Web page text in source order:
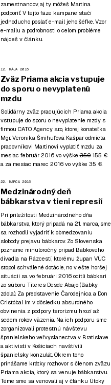
zamestnancov, aj ty môžeš Martina
podporiť. V tejto fáze kampane stačí
jednoducho poslať e-mail jeho šéfke. Vzor
e-mailu a podrobnosti o celom probléme
nájdeš v článku.
12. MÁJA 2016
Zväz Priama akcia vstupuje
do sporu o nevyplatenú
mzdu
Solidárny zväz pracujúcich Priama akcia
vstupuje do sporu o nevyplatenie mzdy s
firmou CATO Agency s.r.o, ktorej konateľka
Mgr. Veronika Šmihuľová Kašpar odmieta
pracovníkovi Martinovi vyplatiť mzdu za
mesiac február 2016 vo výške350155 €
a za mesiac marec 2016 vo výške 35 €.
22. MARCA 2016
Medzinárodný deň
bábkarstva v tieni represií
Pri príležitosti Medzinárodného dňa
bábkarstva, ktorý pripadá na 21. marca, sme
sa rozhodli vyjadriť k obmedzovaniu
slobody prejavu bábkarov. Zo Slovenska
poznáme minuloročný prípad Bábkového
divadla na Rázcestí, ktorému župan VÚC
stopol schválené dotácie, no v ešte horšej
situácii sa vo februári 2016 ocitli bábkari
zo súboru Títeres Desde Abajo (Bábky
zdola). Za predstavenie Čarodejnica a Don
Cristóbal im v dôsledku absurdného
obvinenia z podpory terorizmu hrozí až
sedem rokov väzenia. Na ich podporu sme
zorganizovali protestnú návštevu
španielskeho veľvyslanectva v Bratislave
a aktivisti v Košiciach navštívili
španielsky konzulát. Okrem toho
prinášame krátky rozhovor s členom zväzu
Priama akcia, ktorý sa venuje bábkarstvu.
Téme sme sa venovali aj v článku Útoky